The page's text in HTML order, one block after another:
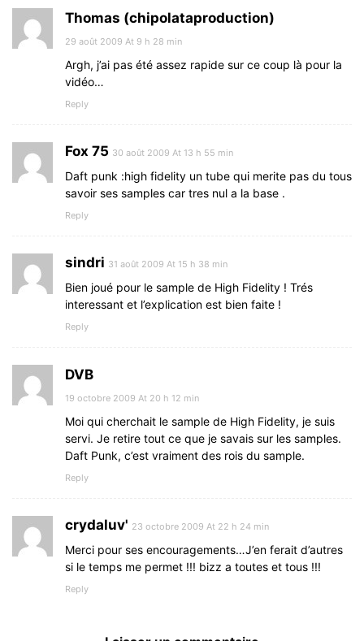
Thomas (chipolataproduction)
29 août 2009 At 9 h 28 min
Argh, j’ai pas été assez rapide sur ce coup là pour la
vidéo…
Reply
Fox 75 30 août 2009 At 13 h 55 min
Daft punk :high fidelity un tube qui merite pas du tous
savoir ses samples car tres nul a la base .
Reply
sindri 31 août 2009 At 15 h 38 min
Bien joué pour le sample de High Fidelity ! Trés
interessant et l’explication est bien faite !
Reply
DVB
19 octobre 2009 At 20 h 12 min
Moi qui cherchait le sample de High Fidelity, je suis
servi. Je retire tout ce que je savais sur les samples.
Daft Punk, c’est vraiment des rois du sample.
Reply
crydaluv' 23 octobre 2009 At 22 h 24 min
Merci pour ses encouragements…J’en ferait d’autres
si le temps me permet !!! bizz a toutes et tous !!!
Reply